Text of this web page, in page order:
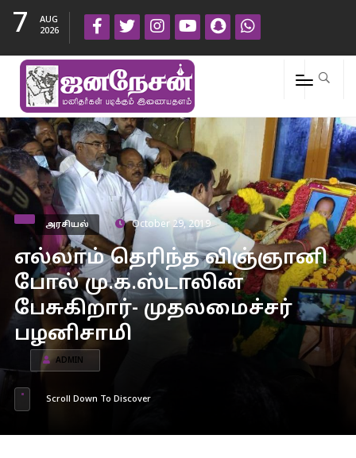
7
AUG
2026
அரசியல் October 29, 2019
எல்லாம் தெரிந்த விஞ்ஞானி
போல் மு.க.ஸ்டாலின்
பேசுகிறார்- முதலமைச்சர்
பழனிசாமி
ADMIN
Scroll Down To Discover